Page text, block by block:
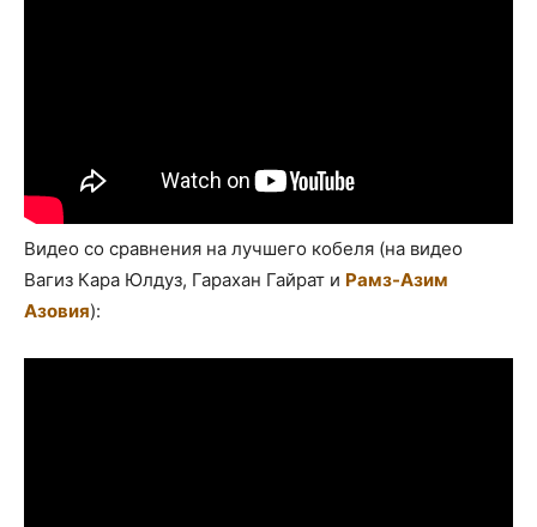
Видео со сравнения на лучшего кобеля (на видео
Вагиз Кара Юлдуз, Гарахан Гайрат и Рамз-Азим
Азовия):